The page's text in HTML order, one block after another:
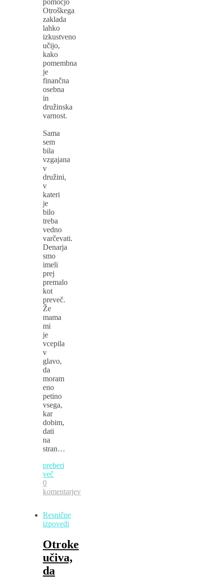
Otroškega
zaklada
lahko
izkustveno
učijo,
kako
pomembna
je
finančna
osebna
in
družinska
varnost.
Sama
sem
bila
vzgajana
v
družini,
v
kateri
je
bilo
treba
vedno
varčevati.
Denarja
smo
imeli
prej
premalo
kot
preveč.
Že
mama
mi
je
vcepila
v
glavo,
da
moram
eno
petino
vsega,
kar
dobim,
dati
na
stran…
preberi
več
0
komentarjev
Resnične
izpovedi
Otroke
učiva,
da